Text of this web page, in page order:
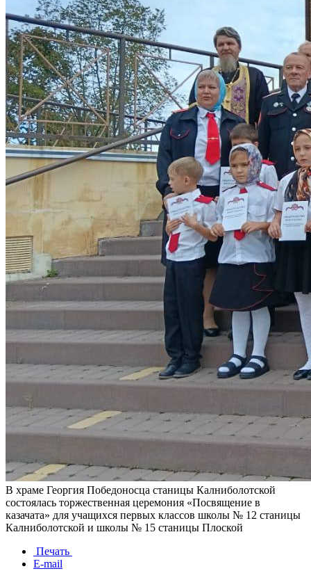
В храме Георгия Победоносца станицы Калниболотской
состоялась торжественная церемония «Посвящение в
казачата» для учащихся первых классов школы № 12 станицы
Калниболотской и школы № 15 станицы Плоской
Печать
E-mail